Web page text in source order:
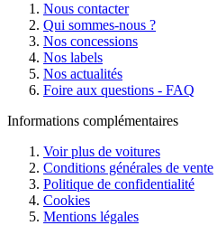
Nous contacter
Qui sommes-nous ?
Nos concessions
Nos labels
Nos actualités
Foire aux questions - FAQ
Informations complémentaires
Voir plus de voitures
Conditions générales de vente
Politique de confidentialité
Cookies
Mentions légales